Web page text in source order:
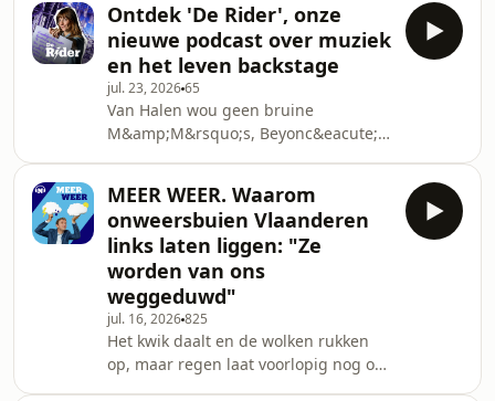
periode", zegt weerman Frank
Deboosere. Een hittegolf is zeker niet
uitgesloten, en dat terwijl het eerder
deze week nog vroor in de
Oostkantons.See
omnystudio.com/listener for privacy
information.
Ontdek 'De Rider', onze
nieuwe podcast over muziek
en het leven backstage
jul. 23, 202665
Van Halen wou geen bruine
M&amp;M&rsquo;s, Beyonc&eacute;
de gekste wensen op hun rider. Hoe
zien die lijstjes eruit bij ons? Duik mee
in de muziek en het leven backstage
met journalist Eline VandeGehuchte
in onze nieuwe podcast &lsquo;De
rider&rsquo;.See
omnystudio.com/listener for privacy
information.
MEER WEER. Waarom
onweersbuien Vlaanderen
links laten liggen: "Ze
worden van ons
weggeduwd"
jul. 16, 2026825
Het kwik daalt en de wolken rukken
op, maar regen laat voorlopig nog op